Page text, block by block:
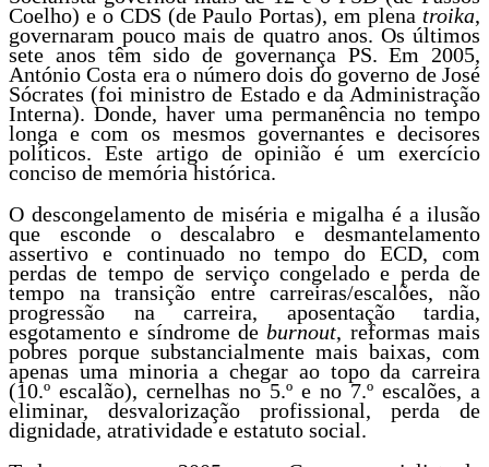
Coelho) e o CDS (de Paulo Portas), em plena troika,
governaram pouco mais de quatro anos. Os últimos
sete anos têm sido de governança PS. Em 2005,
António Costa era o número dois do governo de José
Sócrates (foi ministro de Estado e da Administração
Interna). Donde, haver uma permanência no tempo
longa e com os mesmos governantes e decisores
políticos. Este artigo de opinião é um exercício
conciso de memória histórica.
O descongelamento de miséria e migalha é a ilusão
que esconde o descalabro e desmantelamento
assertivo e continuado no tempo do ECD, com
perdas de tempo de serviço congelado e perda de
tempo na transição entre carreiras/escalões, não
progressão na carreira, aposentação tardia,
esgotamento e síndrome de burnout, reformas mais
pobres porque substancialmente mais baixas, com
apenas uma minoria a chegar ao topo da carreira
(10.º escalão), cernelhas no 5.º e no 7.º escalões, a
eliminar, desvalorização profissional, perda de
dignidade, atratividade e estatuto social.